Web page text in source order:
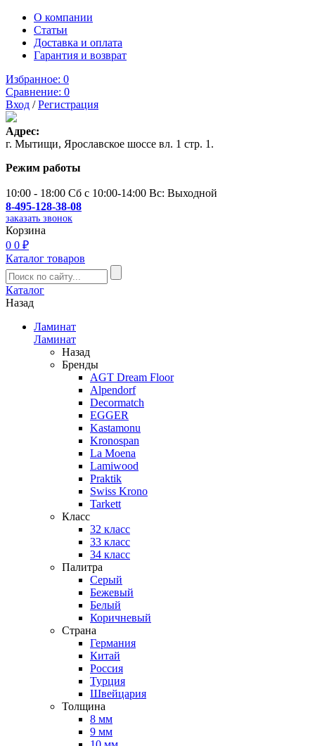
О компании
Статьи
Доставка и оплата
Гарантия и возврат
Избранное: 0
Сравнение: 0
Вход /Регистрация
Адрес:
г. Мытищи, Ярославское шоссе вл. 1 стр. 1.
Режим работы
10:00 - 18:00 Сб с 10:00-14:00 Вс: Выходной
8-495-128-38-08
заказать звонок
Корзина
0 0 ₽
Каталог товаров
Каталог
Назад
Ламинат
Ламинат
Назад
Бренды
AGT Dream Floor
Alpendorf
Decormatch
EGGER
Kastamonu
Kronospan
La Moena
Lamiwood
Praktik
Swiss Krono
Tarkett
Класс
32 класс
33 класс
34 класс
Палитра
Серый
Бежевый
Белый
Коричневый
Страна
Германия
Китай
Россия
Турция
Швейцария
Толщина
8 мм
9 мм